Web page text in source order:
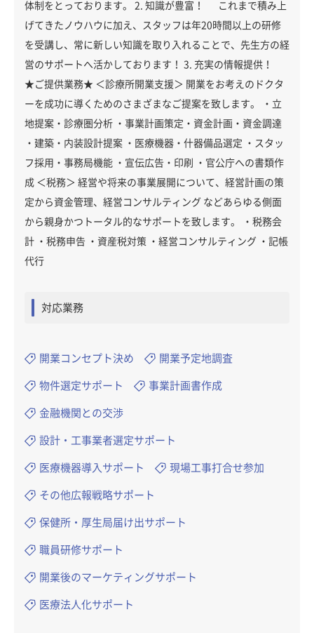
体制をとっております。 2. 知識が豊富！ これまで積み上
げてきたノウハウに加え、スタッフは年20時間以上の研修
を受講し、常に新しい知識を取り入れることで、先生方の経
営のサポートへ活かしております！ 3. 充実の情報提供！
★ご提供業務★ ＜診療所開業支援＞ 開業をお考えのドクタ
ーを成功に導くためのさまざまなご提案を致します。 ・立
地提案・診療圏分析 ・事業計画策定・資金計画・資金調達
・建築・内装設計提案 ・医療機器・什器備品選定 ・スタッ
フ採用・事務局機能 ・宣伝広告・印刷 ・官公庁への書類作
成 ＜税務＞ 経営や将来の事業展開について、経営計画の策
定から資金管理、経営コンサルティング などあらゆる側面
から親身かつトータル的なサポートを致します。 ・税務会
計 ・税務申告 ・資産税対策 ・経営コンサルティング ・記帳
代行
対応業務
開業コンセプト決め 開業予定地調査
物件選定サポート 事業計画書作成
金融機関との交渉
設計・工事業者選定サポート
医療機器導入サポート 現場工事打合せ参加
その他広報戦略サポート
保健所・厚生局届け出サポート
職員研修サポート
開業後のマーケティングサポート
医療法人化サポート